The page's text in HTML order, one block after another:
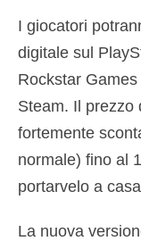
I giocatori
digitale sul
Rockstar
Steam. Il prezzo
fortemente
normale) fino al
portarvelo a
La nuova